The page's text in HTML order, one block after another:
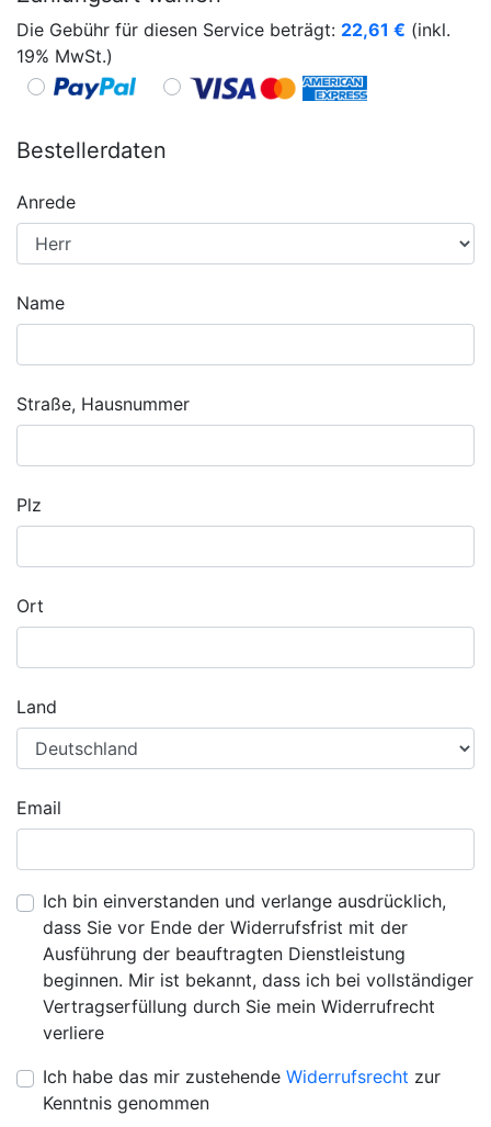
Die Gebühr für diesen Service beträgt: 22,61 € (inkl.
19% MwSt.)
Bestellerdaten
Anrede
Name
Straße, Hausnummer
Plz
Ort
Land
Email
Ich bin einverstanden und verlange ausdrücklich,
dass Sie vor Ende der Widerrufsfrist mit der
Ausführung der beauftragten Dienstleistung
beginnen. Mir ist bekannt, dass ich bei vollständiger
Vertragserfüllung durch Sie mein Widerrufrecht
verliere
Ich habe das mir zustehende Widerrufsrecht zur
Kenntnis genommen